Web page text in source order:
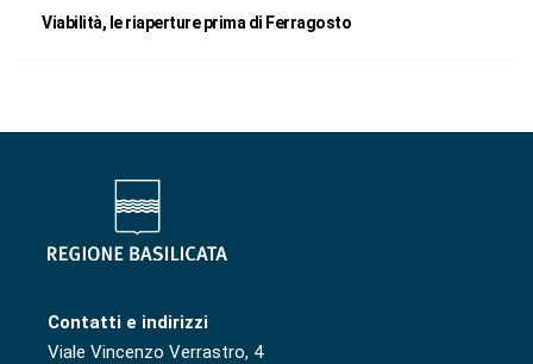
Viabilità, le riaperture prima di Ferragosto
Contatti e indirizzi
Viale Vincenzo Verrastro, 4